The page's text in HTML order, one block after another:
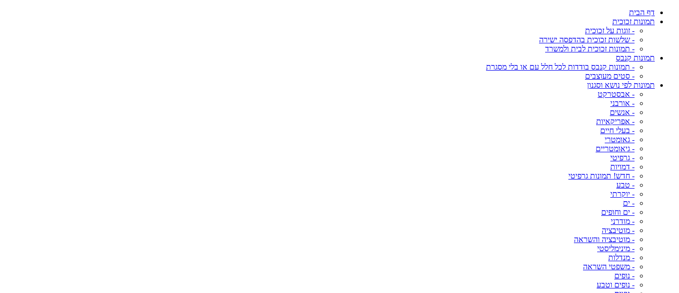
דף הבית
תמונות זכוכית
- זוגות על זכוכית
- שלשות זכוכית בהדפסה ישירה
- תמונות זכוכית לבית ולמשרד
תמונות קנבס
- תמונות קנבס בודדות לכל חלל עם או בלי מסגרת
- סטים מעוצבים
תמונות לפי נושא וסגנון
- אבסטרקט
- אורבני
- אנשים
- אפריקאיות
- בעלי חיים
- גאומטרי
- גיאומטריים
- גרפיטי
- דמויות
- חדש! תמונות גרפיטי
- טבע
- יוקרתי
- ים
- ים וחופים
- מודרני
- מוטיבציה
- מוטיבציה והשראה
- מינימליסטי
- מנדלות
- משפטי השראה
- נופים
- נופים וטבע